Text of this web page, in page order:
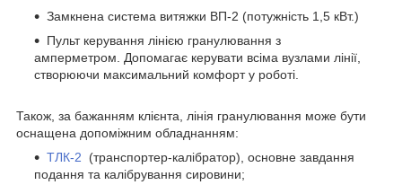
Замкнена система витяжки ВП-2 (потужність 1,5 кВт.)
Пульт керування лінією гранулювання з
амперметром. Допомагає керувати всіма вузлами лінії,
створюючи максимальний комфорт у роботі.
Також, за бажанням клієнта, лінія гранулювання може бути
оснащена допоміжним обладнанням:
ТЛК-2
(транспортер-калібратор), основне завдання
подання та калібрування сировини;